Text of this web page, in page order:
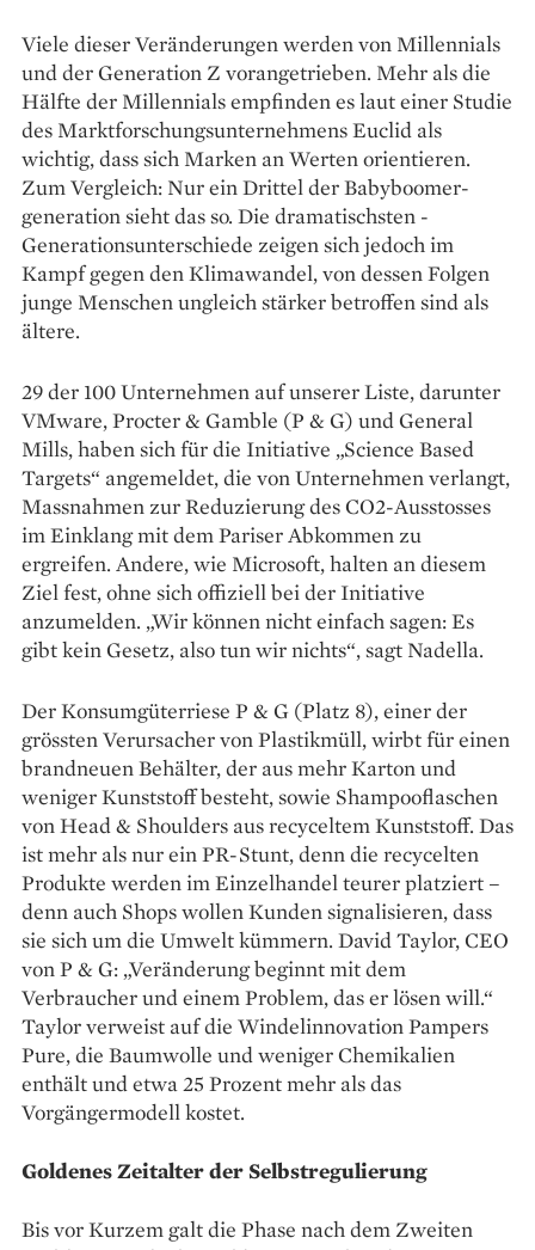
Viele dieser Veränderungen werden von Millennials
und der Generation Z vorangetrieben. Mehr als die
Hälfte der Millennials empfinden es laut einer Studie
des Marktforschungsunternehmens Euclid als
wichtig, dass sich Marken an Werten orientieren.
Zum Vergleich: Nur ein Drittel der Babyboomer­
generation sieht das so. Die dramatischsten ­
Generationsunterschiede zeigen sich jedoch im
Kampf gegen den Klimawandel, von dessen Folgen
junge Menschen ungleich stärker betroffen sind als
ältere.
29 der 100 Unternehmen auf unserer Liste, darunter
VMware, Procter & Gamble (P & G) und General
Mills, haben sich für die Initiative „Science Based
Targets“ angemeldet, die von Unternehmen verlangt,
Massnahmen zur Reduzierung des CO2-Ausstosses
im Einklang mit dem ­Pariser ­Abkommen zu
ergreifen. Andere, wie Microsoft, halten an diesem
Ziel fest, ohne sich offiziell bei der Initiative
anzumelden. „Wir können nicht einfach sagen: Es
gibt kein Gesetz, also tun wir nichts“, sagt Nadella.
Der Konsumgüterriese P & G (Platz 8), einer der
grössten Verursacher von Plastikmüll, wirbt für einen
brandneuen Behälter, der aus mehr Karton und
weniger Kunststoff besteht, sowie Shampooflaschen
von Head & Shoulders aus recyceltem Kunststoff. Das
ist mehr als nur ein PR-Stunt, denn die recycelten
Produkte werden im Einzelhandel teurer platziert –
denn auch Shops wollen Kunden signalisieren, dass
sie sich um die Umwelt kümmern. David Taylor, CEO
von P & G: „Veränderung beginnt mit dem
Verbraucher und einem Problem, das er lösen will.“
Taylor verweist auf die Windelinnovation Pampers
Pure, die Baumwolle und weniger Chemikalien
enthält und etwa 25 Prozent mehr als das
Vorgängermodell kostet.
Goldenes Zeitalter der Selbstregulierung
Bis vor Kurzem galt die Phase nach dem Zweiten